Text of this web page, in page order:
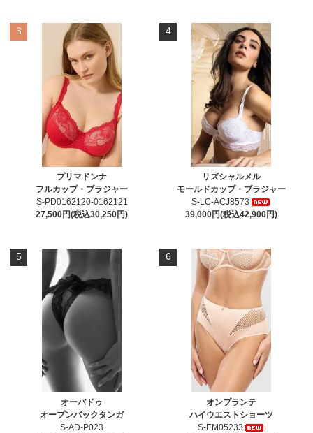
3
プリマドンナ
フルカップ・ブラジャー
S-PD0162120-0162121
27,500円(税込30,250円)
4
リズシャルメル
モールドカップ・ブラジャー
S-LC-ACJ8573
39,000円(税込42,900円)
5
オーバドゥ
オープンバックタンガ
S-AD-P023
6
オンプランテ
ハイウエストショーツ
S-EM05233